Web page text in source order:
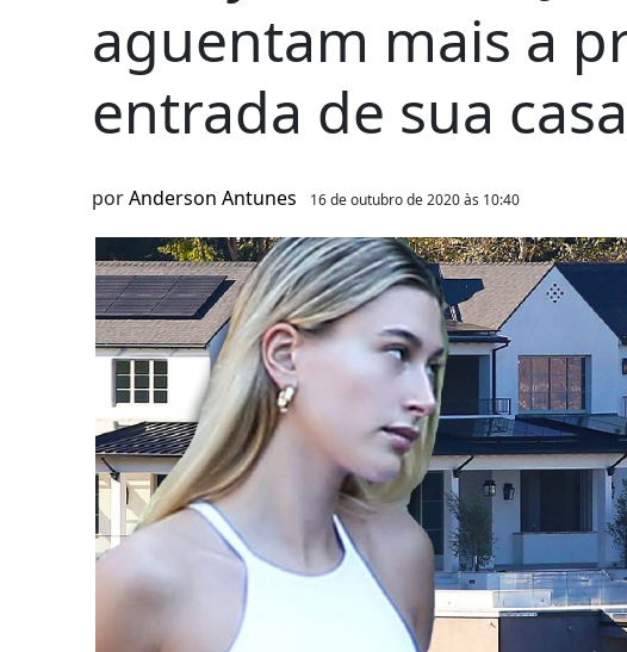
aguentam mais a
entrada de sua casa
porAnderson Antunes 16 de outubro de 2020 às 10:40